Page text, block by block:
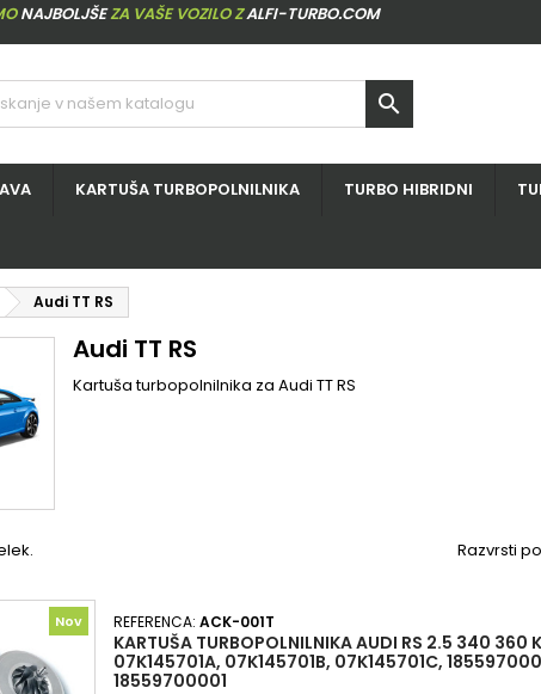
NAJBOLJŠEZA VAŠE VOZILO ZALFI-TURBO.COM

KARTUŠA TURBOPOLNILNIKA TURBO HIBRIDNI
Audi TT RS
Audi TT RS
Kartuša turbopolnilnika za Audi TT RS
Razvrsti
Nov REFERENCA:ACK-001T
KARTUŠA TURBOPOLNILNIKA AUDI RS 2.5 340 360
07K145701A, 07K145701B, 07K145701C,
18559700001